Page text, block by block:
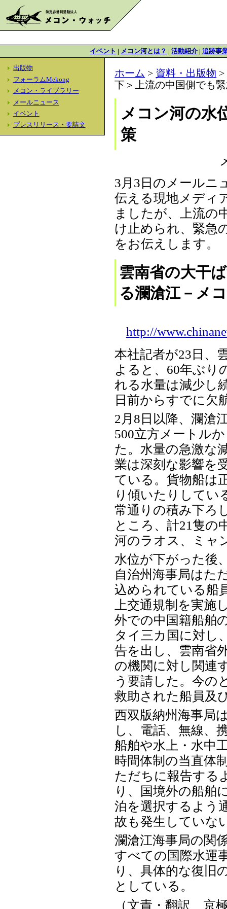
イベント | メコン河とは？ | 活動紹介 | 追跡事
出版物
フォーラムMekong
メコン・ライブラリー
メールニュース
イベント
プレスリリース・要請文
ホーム > 資料・出版物 >
下＞上流の中国側でも
メコン河の水
策
3月3日のメールニ
伝える現地メディ
ましたが、上流の
け止められ、緊急
をお伝えします。
雲南省の大干
る瀾滄江－メ
http://
本社記者が23日、
よると、60年ぶり
れる水量は減少し
日前からすでに欠
2月8日以降、瀾滄
500立方メートル
た。水量の急激な
業は深刻な影響を
ている。貨物船は
り傾いたりしてい
常通りの積み下ろ
ところ、計21隻の
河のラオス、ミャ
水位が下がった後
自治州海事局はた
込められている船
上交通規制を実施
外での中国籍船舶
タイ三カ国に対し
告を出し、雲南省
の機関に対し関連
う要請した。今の
救助された船員及
西双版納州海事局
し、電話、無線、
船舶や水上・水中
時間体制の当直体
ただちに報告する
り、国境外の船舶
泊を選択するよう
故も発生していな
瀾滄江海事局の関
すべての国際水運
り、具体的な復旧
としている。
（文責・翻訳 京